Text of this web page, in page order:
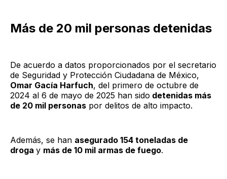
Más de 20 mil personas detenidas
De acuerdo a datos proporcionados por el secretario
de Seguridad y Protección Ciudadana de México,
Omar Gacía Harfuch, del primero de octubre de
2024 al 6 de mayo de 2025 han sido detenidas más
de 20 mil personas por delitos de alto impacto.
Además, se han asegurado 154 toneladas de
droga y más de 10 mil armas de fuego.